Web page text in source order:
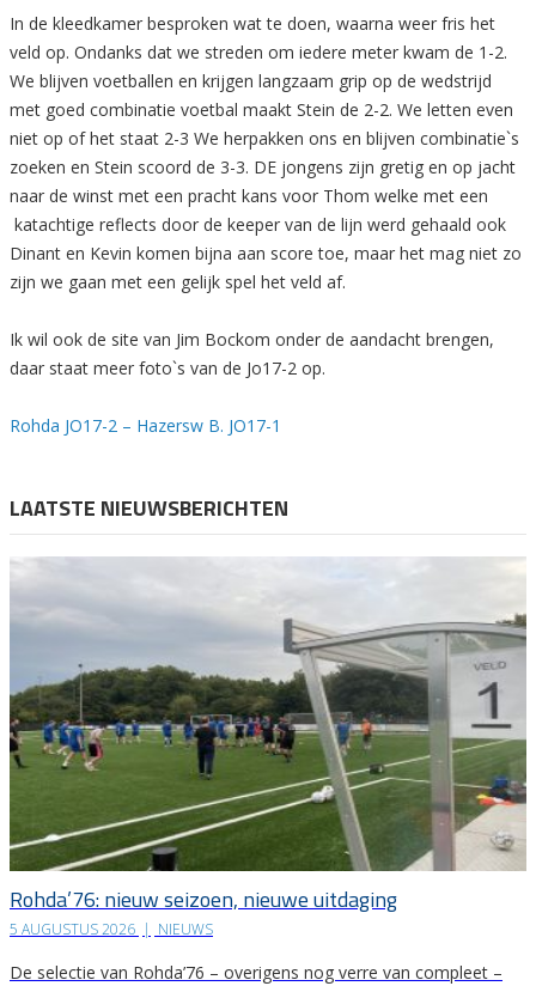
In de kleedkamer besproken wat te doen, waarna weer fris het
veld op. Ondanks dat we streden om iedere meter kwam de 1-2.
We blijven voetballen en krijgen langzaam grip op de wedstrijd
met goed combinatie voetbal maakt Stein de 2-2. We letten even
niet op of het staat 2-3 We herpakken ons en blijven combinatie`s
zoeken en Stein scoord de 3-3. DE jongens zijn gretig en op jacht
naar de winst met een pracht kans voor Thom welke met een
katachtige reflects door de keeper van de lijn werd gehaald ook
Dinant en Kevin komen bijna aan score toe, maar het mag niet zo
zijn we gaan met een gelijk spel het veld af.
Ik wil ook de site van Jim Bockom onder de aandacht brengen,
daar staat meer foto`s van de Jo17-2 op.
Rohda JO17-2 – Hazersw B. JO17-1
LAATSTE NIEUWSBERICHTEN
Rohda’76: nieuw seizoen, nieuwe uitdaging
5 AUGUSTUS 2026 | NIEUWS
De selectie van Rohda’76 – overigens nog verre van compleet –